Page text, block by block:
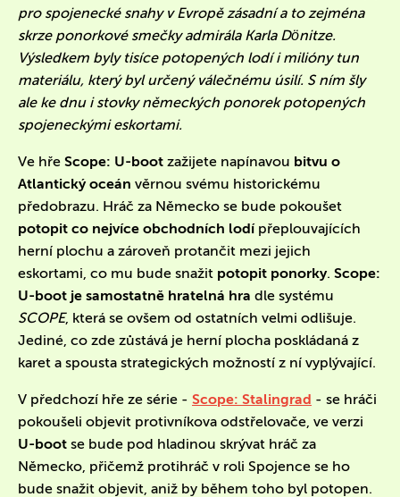
pro spojenecké snahy v Evropě zásadní a to zejména
skrze ponorkové smečky admirála Karla Dönitze.
Výsledkem byly tisíce potopených lodí i milióny tun
materiálu, který byl určený válečnému úsilí. S ním šly
ale ke dnu i stovky německých ponorek potopených
spojeneckými eskortami.
Ve hře Scope: U-boot zažijete napínavou bitvu o
Atlantický oceán věrnou svému historickému
předobrazu. Hráč za Německo se bude pokoušet
potopit co nejvíce obchodních lodí přeplouvajících
herní plochu a zároveň protančit mezi jejich
eskortami, co mu bude snažit potopit ponorky. Scope:
U-boot je samostatně hratelná hra dle systému
SCOPE, která se ovšem od ostatních velmi odlišuje.
Jediné, co zde zůstává je herní plocha poskládaná z
karet a spousta strategických možností z ní vyplývající.
V předchozí hře ze série - Scope: Stalingrad - se hráči
pokoušeli objevit protivníkova odstřelovače, ve verzi
U-boot se bude pod hladinou skrývat hráč za
Německo, přičemž protihráč v roli Spojence se ho
bude snažit objevit, aniž by během toho byl potopen.